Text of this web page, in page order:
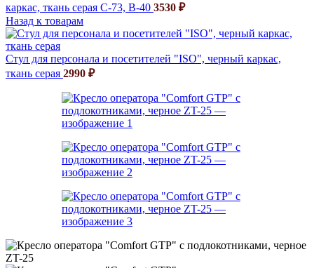
каркас, ткань серая С-73, В-40 3530 ₽
Назад к товарам
Стул для персонала и посетителей "ISO", черный каркас,
ткань серая 2990 ₽